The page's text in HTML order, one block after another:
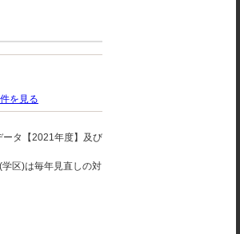
を見る
ータ【2021年度】及び
区)は毎年見直しの対